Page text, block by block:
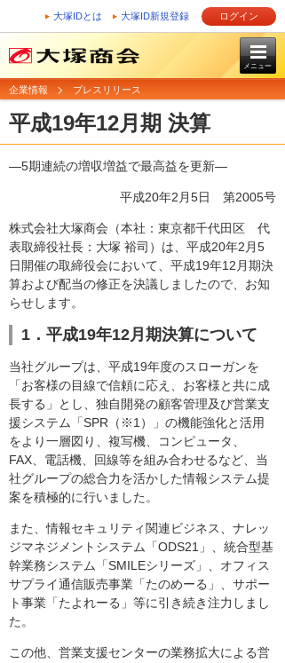
大塚IDとは 大塚ID新規登録 ログイン
メニュー
企業情報 プレスリリース
平成19年12月期 決算
―5期連続の増収増益で最高益を更新―
平成20年2月5日 第2005号
株式会社大塚商会（本社：東京都千代田区 代
表取締役社長：大塚 裕司）は、平成20年2月5
日開催の取締役会において、平成19年12月期決
算および配当の修正を決議しましたので、お知
らせします。
1．平成19年12月期決算について
当社グループは、平成19年度のスローガンを
「お客様の目線で信頼に応え、お客様と共に成
長する」とし、独自開発の顧客管理及び営業支
援システム「SPR（※1）」の機能強化と活用
をより一層図り、複写機、コンピュータ、
FAX、電話機、回線等を組み合わせるなど、当
社グループの総合力を活かした情報システム提
案を積極的に行いました。
また、情報セキュリティ関連ビジネス、ナレッ
ジマネジメントシステム「ODS21」、統合型基
幹業務システム「SMILEシリーズ」、オフィス
サプライ通信販売事業「たのめーる」、サポー
ト事業「たよれーる」等に引き続き注力しまし
た。
この他、営業支援センターの業務拡大による営